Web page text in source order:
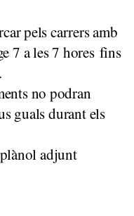
pels carrers amb
7 a les 7 hores fins
no podran
guals durant els
adjunt